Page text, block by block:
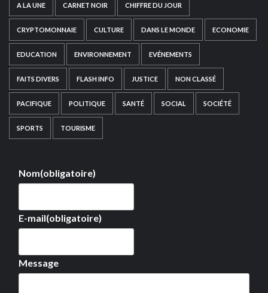
A LA UNE CARNET NOIR CHIFFRE DU JOUR
CRYPTOMONNAIE CULTURE DANS LE MONDE ECONOMIE
EDUCATION ENVIRONNEMENT EVÉNEMENTS
FAITS DIVERS FLASH INFO JUSTICE NON CLASSÉ
PACIFIQUE POLITIQUE SANTÉ SOCIAL SOCIÉTÉ
SPORTS TOURISME
Nom(obligatoire)
E-mail(obligatoire)
Message